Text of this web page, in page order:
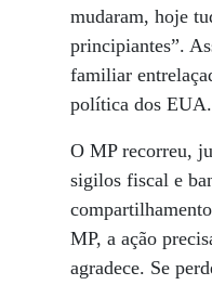
mudaram, hoje
principiantes”.
familiar
política dos EUA.
O MP recorreu,
sigilos fiscal e
MP, a ação
agradece. Se